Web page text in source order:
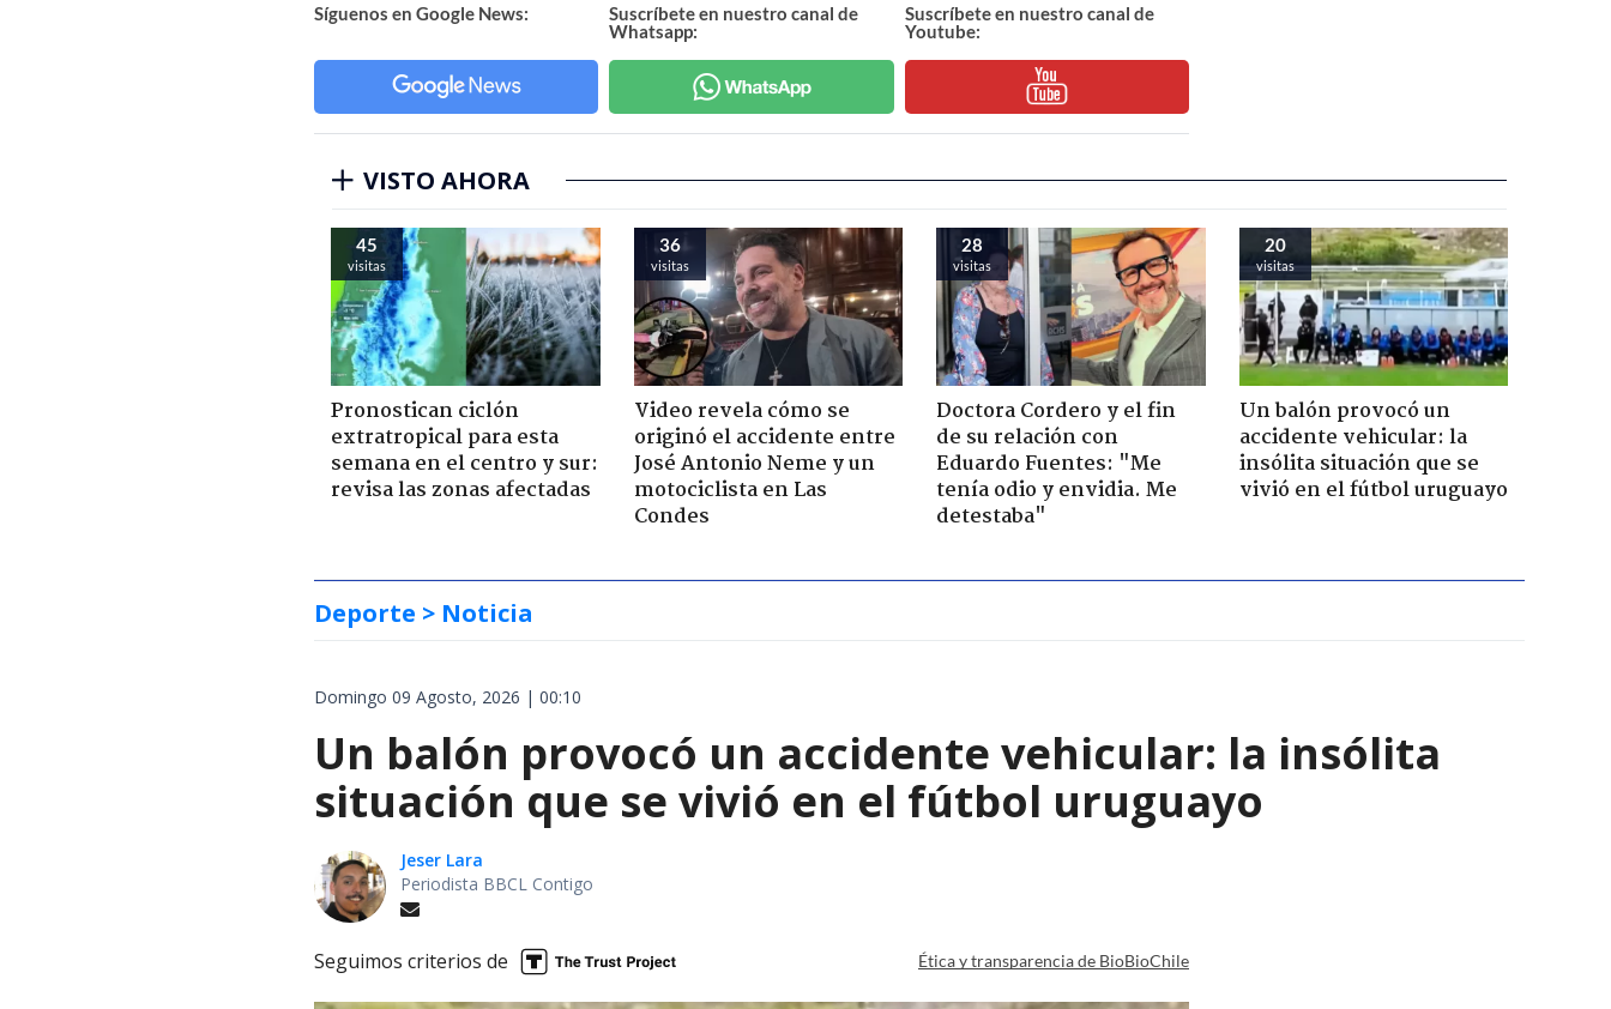
Síguenos en Google News:
Suscríbete en nuestro canal de
Whatsapp:
Suscríbete en nuestro canal de
Youtube:
VISTO AHORA
45
visitas
Pronostican ciclón
extratropical para esta
semana en el centro y sur:
revisa las zonas afectadas
36
visitas
Video revela cómo se
originó el accidente entre
José Antonio Neme y un
motociclista en Las
Condes
28
visitas
Doctora Cordero y el fin
de su relación con
Eduardo Fuentes: "Me
tenía odio y envidia. Me
detestaba"
20
visitas
Un balón provocó un
accidente vehicular: la
insólita situación que se
vivió en el fútbol uruguayo
Deporte > Noticia
Domingo 09 Agosto, 2026 | 00:10
Un balón provocó un accidente vehicular: la insólita
situación que se vivió en el fútbol uruguayo
Jeser Lara
Periodista BBCL Contigo
Seguimos criterios de Ética y transparencia de BioBioChile